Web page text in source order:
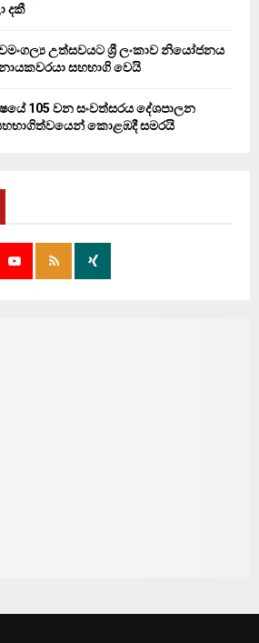
දකී
උත්සවයට ශ්‍රී ලංකාව නියෝජනය
සහභාගි වෙයි
105 වන සංවත්සරය දේශපාලන
කොළඹදී සමරයි